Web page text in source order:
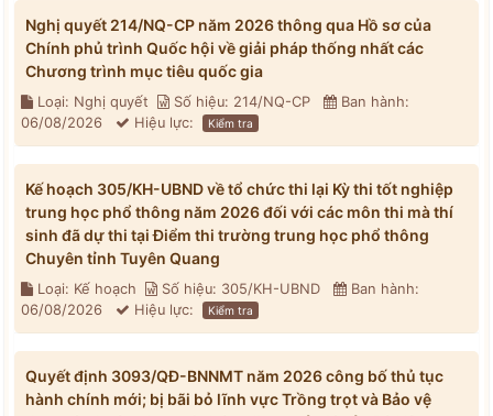
Nghị quyết 214/NQ-CP năm 2026 thông qua Hồ sơ của
Chính phủ trình Quốc hội về giải pháp thống nhất các
Chương trình mục tiêu quốc gia
Loại: Nghị quyết Số hiệu: 214/NQ-CP
Ban hành:
06/08/2026
Hiệu lực: Kiểm tra
Kế hoạch 305/KH-UBND về tổ chức thi lại Kỳ thi tốt nghiệp
trung học phổ thông năm 2026 đối với các môn thi mà thí
sinh đã dự thi tại Điểm thi trường trung học phổ thông
Chuyên tỉnh Tuyên Quang
Loại: Kế hoạch Số hiệu: 305/KH-UBND
Ban hành:
06/08/2026
Hiệu lực: Kiểm tra
Quyết định 3093/QĐ-BNNMT năm 2026 công bố thủ tục
hành chính mới; bị bãi bỏ lĩnh vực Trồng trọt và Bảo vệ